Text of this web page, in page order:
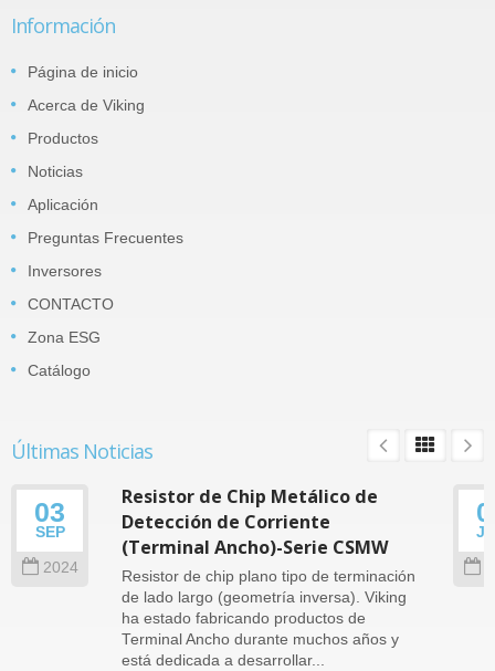
Información
Página de inicio
Acerca de Viking
Productos
Noticias
Aplicación
Preguntas Frecuentes
Inversores
CONTACTO
Zona ESG
Catálogo
Últimas Noticias
03
SEP
2024
Resistor de Chip Metálico de
Detección de Corriente
(Terminal Ancho)-Serie CSMW
Resistor de chip plano tipo de terminación
de lado largo (geometría inversa). Viking
ha estado fabricando productos de
Terminal Ancho durante muchos años y
está dedicada a desarrollar...